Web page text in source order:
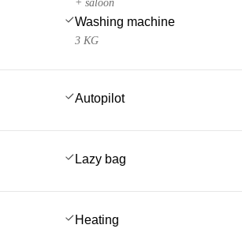
+ saloon
Washing machine
3 KG
Autopilot
Lazy bag
Heating